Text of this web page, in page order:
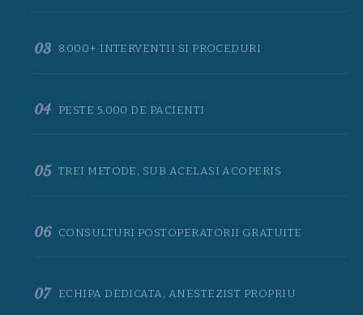
03 8.000+ INTERVENTII SI PROCEDURI
04 PESTE 5.000 DE PACIENTI
05 TREI METODE, SUB ACELASI ACOPERIS
06 CONSULTURI POSTOPERATORII GRATUITE
07 ECHIPA DEDICATA, ANESTEZIST PROPRIU